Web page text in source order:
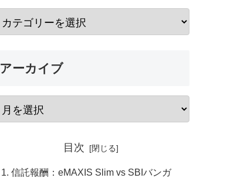
アーカイブ
目次
信託報酬：eMAXIS Slim vs SBIバンガ